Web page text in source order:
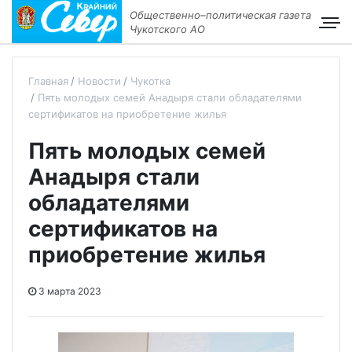
Общественно–политическая газета
Чукотского АО
Главная Новости
Чукотка
Пять молодых семей Анадыря стали обладателями
сертификатов на приобретение жилья
Пять молодых семей
Анадыря стали
обладателями
сертификатов на
приобретение жилья
3 марта 2023